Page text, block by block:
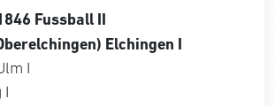
Fussball II
Elchingen I
I
I